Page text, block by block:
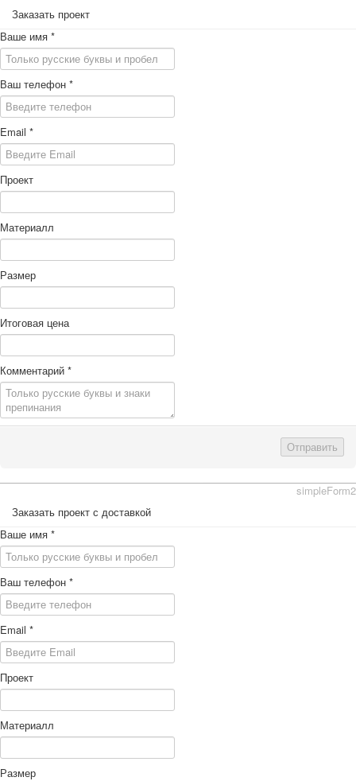
Заказать проект
Ваше имя *
Ваш телефон *
Email *
Проект
Материалл
Размер
Итоговая цена
Комментарий *
Отправить
simpleForm2
Заказать проект с доставкой
Ваше имя *
Ваш телефон *
Email *
Проект
Материалл
Размер